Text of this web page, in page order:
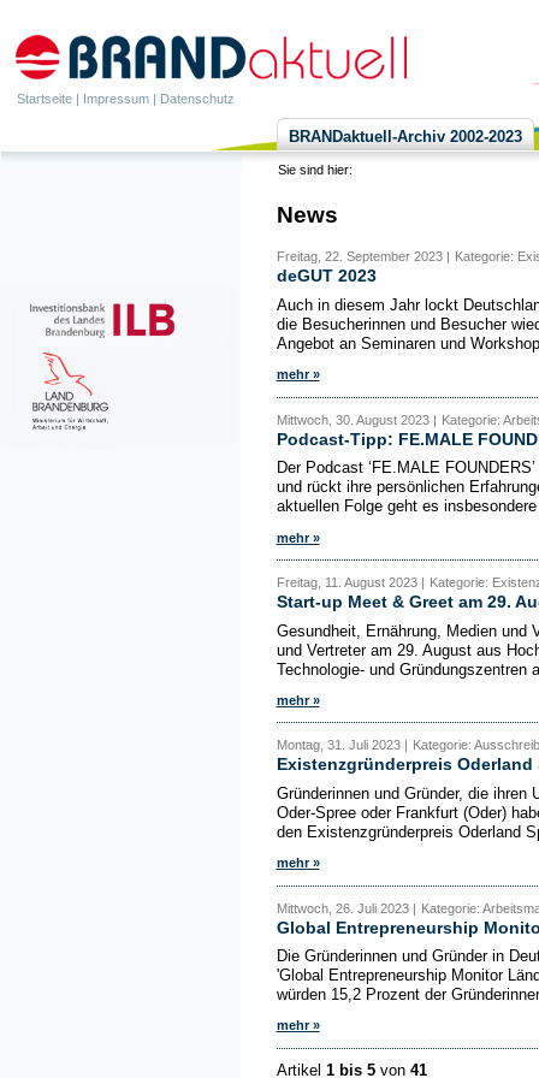
Startseite | Impressum | Datenschutz
BRANDaktuell-Archiv 2002-2023
Sie sind hier:
News
Freitag, 22. September 2023 | Kategorie:
deGUT 2023
Auch in diesem Jahr lockt
die Besucherinnen und Besucher
Angebot an Seminaren und
mehr »
Mittwoch, 30. August 2023 | Kategorie:
Podcast-Tipp: FE.MALE
Der Podcast ‘FE.MALE
und rückt ihre persönlichen
aktuellen Folge geht es
mehr »
Freitag, 11. August 2023 | Kategorie:
Start-up Meet & Greet am 29.
Gesundheit, Ernährung, Medien und
und Vertreter am 29. August aus
Technologie- und Gründungszentren
mehr »
Montag, 31. Juli 2023 | Kategorie:
Existenzgründerpreis Oderland
Gründerinnen und Gründer, die
Oder-Spree oder Frankfurt (Oder)
den Existenzgründerpreis Oderland
mehr »
Mittwoch, 26. Juli 2023 | Kategorie:
Global Entrepreneurship
Die Gründerinnen und Gründer in
'Global Entrepreneurship Monitor
würden 15,2 Prozent der
mehr »
Artikel 1 bis 5von 41